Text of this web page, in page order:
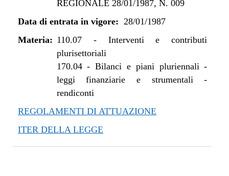
REGIONALE 28/01/1987, N. 009
Data di entrata in vigore: 28/01/1987
Materia: 110.07- Interventi e contributi
plurisettoriali
170.04-Bilanci e piani pluriennali -
leggi finanziarie e strumentali -
rendiconti
REGOLAMENTI DI ATTUAZIONE
ITER DELLA LEGGE